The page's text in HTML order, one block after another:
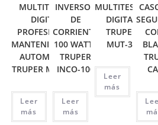
MULTITESTER
DIGITAL
PROFESIONAL,
MANTENIMIENTO
AUTOMOTRIZ
TRUPER MUT-105
Leer
más
INVERSOR
DE
CORRIENTE
100 WATTS
TRUPER
INCO-100
Leer
más
MULTITESTER
DIGITAL
TRUPER
MUT-33
Leer
más